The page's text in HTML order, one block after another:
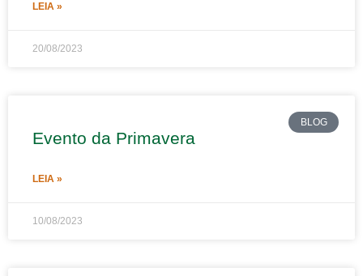
LEIA »
20/08/2023
BLOG
Evento da Primavera
LEIA »
10/08/2023